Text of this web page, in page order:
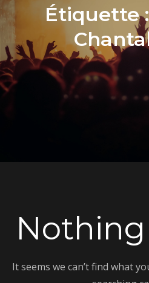
Étiquette :
It seems we can’t find what